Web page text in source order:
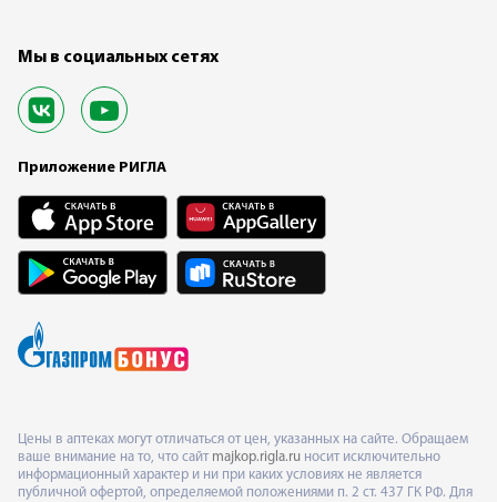
Мы в социальных сетях
Приложение РИГЛА
Цены в аптеках могут отличаться от цен, указанных на сайте. Обращаем
ваше внимание на то, что сайт majkop.rigla.ru носит исключительно
информационный характер и ни при каких условиях не является
публичной офертой, определяемой положениями п. 2 ст. 437 ГК РФ. Для